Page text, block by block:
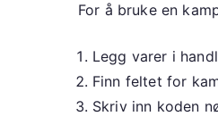
For å bruke en
Legg varer i
Finn feltet for
Skriv inn koden